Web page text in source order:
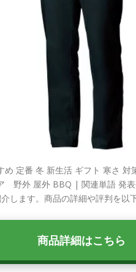
定番 冬 新生活 ギフト 寒さ
野外 屋外 BBQ | 関連単語 発
します。商品の詳細や評判を以
商品詳細はこちら